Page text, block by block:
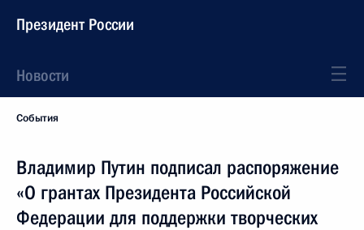
Президент России
Новости
События
Владимир Путин подписал распоряжение
«О грантах Президента Российской
Федерации для поддержки творческих